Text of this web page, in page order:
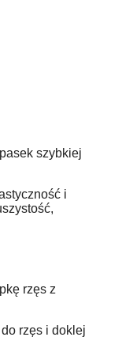
szybkiej
i
rzęs z
rzęs i doklej